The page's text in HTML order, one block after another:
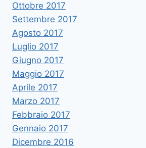
Ottobre 2017
Settembre 2017
Agosto 2017
Luglio 2017
Giugno 2017
Maggio 2017
Aprile 2017
Marzo 2017
Febbraio 2017
Gennaio 2017
Dicembre 2016